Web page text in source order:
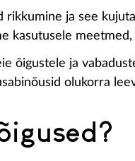
rikkumine ja see
kasutusele
õigustele ja
olukorra